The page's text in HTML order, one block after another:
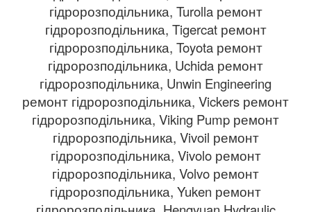
гідророзподільника, Turolla ремонт
гідророзподільника, Tigercat ремонт
гідророзподільника, Toyota ремонт
гідророзподільника, Uchida ремонт
гідророзподільника, Unwin Engineering
ремонт гідророзподільника, Vickers ремонт
гідророзподільника, Viking Pump ремонт
гідророзподільника, Vivoil ремонт
гідророзподільника, Vivolo ремонт
гідророзподільника, Volvo ремонт
гідророзподільника, Yuken ремонт